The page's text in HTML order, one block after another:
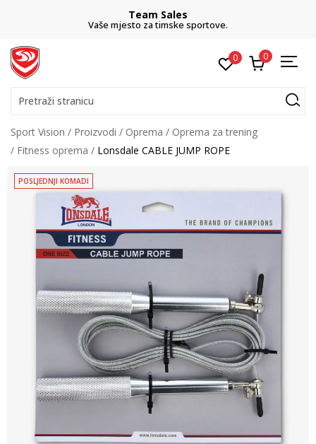
Team Sales
Vaše mjesto za timske sportove.
0 0
Pretraži stranicu
Sport Vision Proizvodi Oprema
Oprema za trening
Fitness oprema
Lonsdale CABLE JUMP ROPE
POSLJEDNJI KOMADI